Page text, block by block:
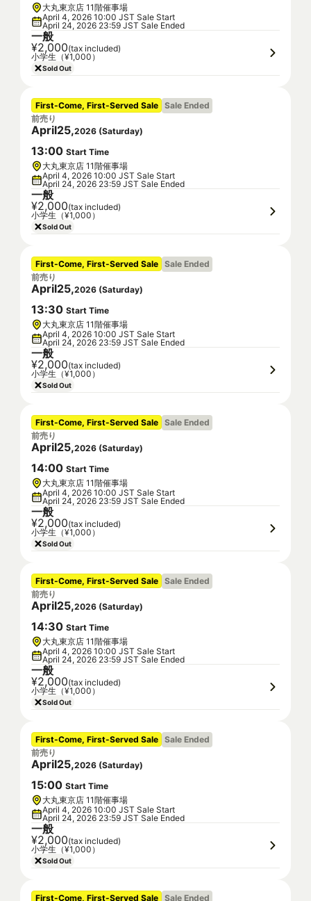
大丸東京店 11階催事場
April 4, 2026 10:00 JST Sale Start
April 24, 2026 23:59 JST Sale Ended
一般
¥2,000(tax included)
小学生（¥1,000）
Sold Out
First-Come, First-Served Sale Sale Ended
前売り
April25,2026 (Saturday)
13:00 Start Time
大丸東京店 11階催事場
April 4, 2026 10:00 JST Sale Start
April 24, 2026 23:59 JST Sale Ended
一般
¥2,000(tax included)
小学生（¥1,000）
Sold Out
First-Come, First-Served Sale Sale Ended
前売り
April25,2026 (Saturday)
13:30 Start Time
大丸東京店 11階催事場
April 4, 2026 10:00 JST Sale Start
April 24, 2026 23:59 JST Sale Ended
一般
¥2,000(tax included)
小学生（¥1,000）
Sold Out
First-Come, First-Served Sale Sale Ended
前売り
April25,2026 (Saturday)
14:00 Start Time
大丸東京店 11階催事場
April 4, 2026 10:00 JST Sale Start
April 24, 2026 23:59 JST Sale Ended
一般
¥2,000(tax included)
小学生（¥1,000）
Sold Out
First-Come, First-Served Sale Sale Ended
前売り
April25,2026 (Saturday)
14:30 Start Time
大丸東京店 11階催事場
April 4, 2026 10:00 JST Sale Start
April 24, 2026 23:59 JST Sale Ended
一般
¥2,000(tax included)
小学生（¥1,000）
Sold Out
First-Come, First-Served Sale Sale Ended
前売り
April25,2026 (Saturday)
15:00 Start Time
大丸東京店 11階催事場
April 4, 2026 10:00 JST Sale Start
April 24, 2026 23:59 JST Sale Ended
一般
¥2,000(tax included)
小学生（¥1,000）
Sold Out
First-Come, First-Served Sale Sale Ended